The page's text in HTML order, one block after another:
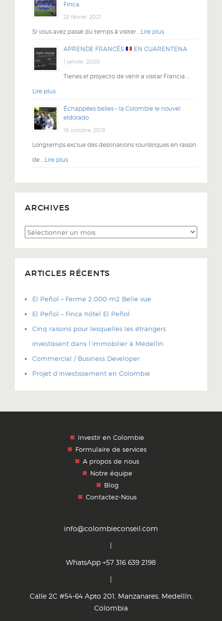
Finca.
23 février, 2021
Si vous avez passé du temps à visiter …Lire plus
APRENDE FRANCÉS EN CUARENTENA
1 janvier, 2020
Tienes el proyecto de venir a visitar Francia …
Lire plus
Échappées belles – la Colombie le nouvel
eldorado
16 octobre, 2018
Longtemps exclue des destinations touristiques en raison
de …Lire plus
ARCHIVES
Archives
ARTICLES RÉCENTS
El Peñol – Ferme 2.000 m2 Belle vue
El Peñol – Finca hôtel El Peñol
Cinq raisons pour lesquelles les étrangers
investissent dans l’immobilier à Medellin
Commercial / Business Developer
Projet d’investissement en Colombie
Investir en Colombie
Formulaire de services
A propos de nous
Notre équipe
Blog
Contactez-Nous
info@colombieconseil.com
|
WhatsApp +57 316 639 2198
|
Calle 2C #54-64 Apto 201, Manzanares, Medellín,
Colombia